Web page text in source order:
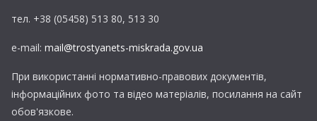
тел. +38 (05458) 513 80, 513 30
e-mail: mail@trostyanets-miskrada.gov.ua
При використанні нормативно-правових документів,
інформаційних фото та відео матеріалів, посилання на сайт
обов'язкове.